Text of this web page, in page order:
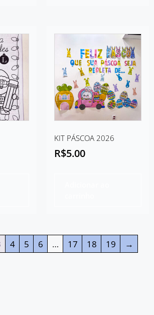
KIT PÁSCOA 2026
R$5.00
4 5 6 … 17 18 19 →